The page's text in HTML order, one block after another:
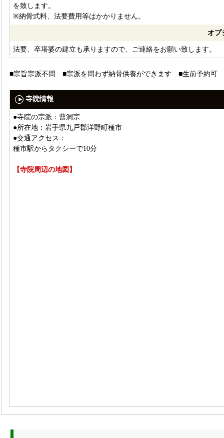
を致します。
※納骨式料、法要費用等はかかりません。
オプ
法要、卒塔婆の建立も承りますので、ご連絡をお願い致します。
■宗旨宗派不問 ■宗派を問わず納骨供養ができます ■生前予約可
寺院情報
●寺院の宗派：曹洞宗
●所在地：岩手県九戸郡洋野町種市
●交通アクセス：
種市駅からタクシーで10分
【寺院周辺の地図】